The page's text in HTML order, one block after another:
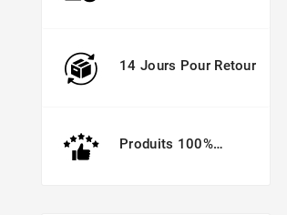
14 Jours Pour Retour
Produits 100%